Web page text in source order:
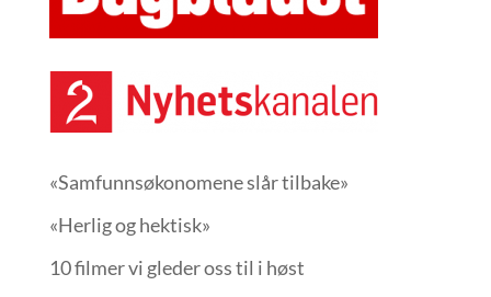
«Samfunnsøkonomene slår tilbake»
«Herlig og hektisk»
10 filmer vi gleder oss til i høst